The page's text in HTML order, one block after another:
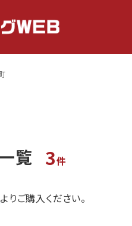
覧 3件
りご購入ください。